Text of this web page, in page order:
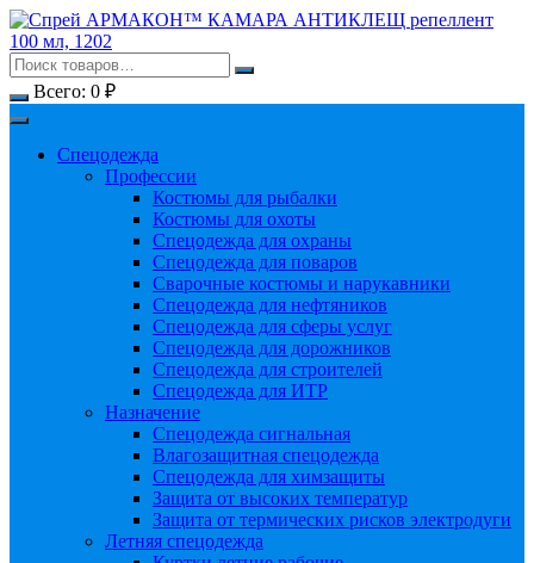
Перейти
к
содержимому
Всего: 0 ₽
Спецодежда
Профессии
Костюмы для рыбалки
Костюмы для охоты
Спецодежда для охраны
Спецодежда для поваров
Сварочные костюмы и нарукавники
Спецодежда для нефтяников
Спецодежда для сферы услуг
Спецодежда для дорожников
Спецодежда для строителей
Спецодежда для ИТР
Назначение
Спецодежда сигнальная
Влагозащитная спецодежда
Спецодежда для химзащиты
Защита от высоких температур
Защита от термических рисков электродуги
Летняя спецодежда